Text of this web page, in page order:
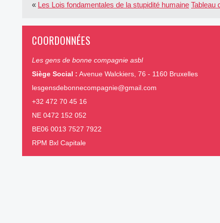
« Les Lois fondamentales de la stupidité humaine Tableau
COORDONNÉES
Les gens de bonne compagnie asbl
Siège Social : Avenue Walckiers, 76 - 1160 Bruxelles
lesgensdebonnecompagnie@gmail.com
+32 472 70 45 16
NE 0472 152 052
BE06 0013 7527 7922
RPM Bxl Capitale